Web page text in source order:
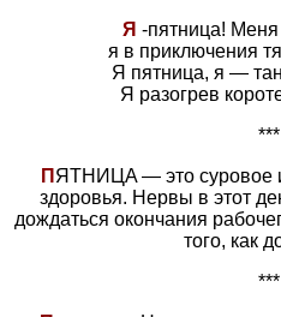
Я -пятница!
я в приключения
Я пятница, я —
Я разогрев
***
П ЯТНИЦA — это суровое
здоровья. Нервы в этот
дождaться окончaния
того, кaк
***